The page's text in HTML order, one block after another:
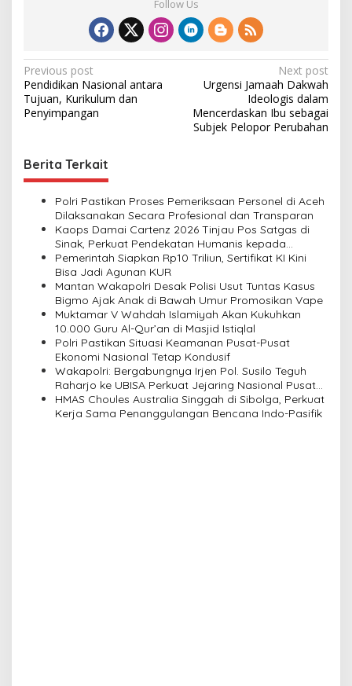
Follow Us
P
o
s
n
a
Previous post
Pendidikan Nasional antara
Tujuan, Kurikulum dan
Penyimpangan
Next post
Urgensi Jamaah Dakwah
Ideologis dalam
Mencerdaskan Ibu sebagai
Subjek Pelopor Perubahan
Berita Terkait
Polri Pastikan Proses Pemeriksaan Personel di Aceh
Dilaksanakan Secara Profesional dan Transparan
Kaops Damai Cartenz 2026 Tinjau Pos Satgas di
Sinak, Perkuat Pendekatan Humanis kepada
Masyarakat
Pemerintah Siapkan Rp10 Triliun, Sertifikat KI Kini
Bisa Jadi Agunan KUR
Mantan Wakapolri Desak Polisi Usut Tuntas Kasus
Bigmo Ajak Anak di Bawah Umur Promosikan Vape
Muktamar V Wahdah Islamiyah Akan Kukuhkan
10.000 Guru Al-Qur’an di Masjid Istiqlal
Polri Pastikan Situasi Keamanan Pusat-Pusat
Ekonomi Nasional Tetap Kondusif
Wakapolri: Bergabungnya Irjen Pol. Susilo Teguh
Raharjo ke UBISA Perkuat Jejaring Nasional Pusat
Studi Kepolisian
HMAS Choules Australia Singgah di Sibolga, Perkuat
Kerja Sama Penanggulangan Bencana Indo-Pasifik